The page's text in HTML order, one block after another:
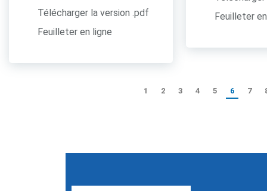
Télécharger la version .pdf
Feuilleter en ligne
Feuilleter
1 2 3 4 5 6 7